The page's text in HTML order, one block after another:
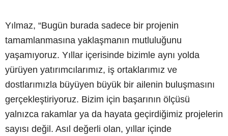
Yılmaz, “Bugün burada sadece bir projenin
tamamlanmasına yaklaşmanın mutluluğunu
yaşamıyoruz. Yıllar içerisinde bizimle aynı yolda
yürüyen yatırımcılarımız, iş ortaklarımız ve
dostlarımızla büyüyen büyük bir ailenin buluşmasını
gerçekleştiriyoruz. Bizim için başarının ölçüsü
yalnızca rakamlar ya da hayata geçirdiğimiz projelerin
sayısı değil. Asıl değerli olan, yıllar içinde